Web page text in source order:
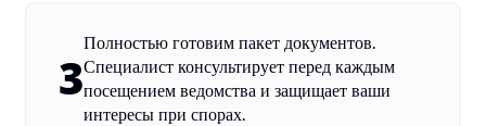
3
Полностью готовим пакет документов.
Специалист консультирует перед каждым
посещением ведомства и защищает ваши
интересы при спорах.